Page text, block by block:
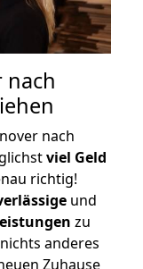
nach
nach
viel Geld
richtig!
und
zu
anderes
Zuhause